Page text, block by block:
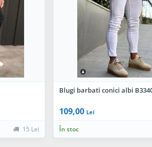
15 Lei
Blugi barbati conici albi
109,00 Lei
În stoc